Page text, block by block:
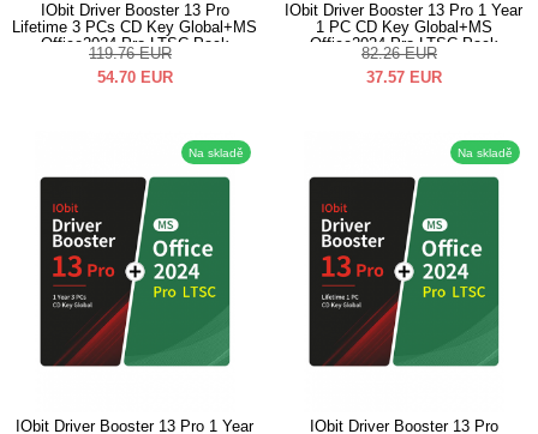
IObit Driver Booster 13 Pro
Lifetime 3 PCs CD Key Global+MS
Office2024 Pro LTSC Pack
119.76 EUR
54.70 EUR
IObit Driver Booster 13 Pro 1 Year
1 PC CD Key Global+MS
Office2024 Pro LTSC Pack
82.26 EUR
37.57 EUR
Na skladě
IObit Driver Booster 13 Pro 1 Year
Na skladě
IObit Driver Booster 13 Pro